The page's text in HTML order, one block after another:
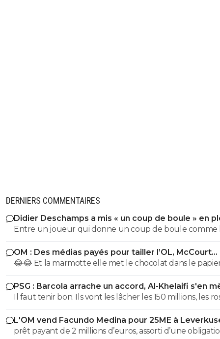
DERNIERS COMMENTAIRES
Didier Deschamps a mis « un coup de boule » en
Mondial
Entre un joueur qui donne un coup de boule comme
sélectionneur en poste, et la critique sur l' arrbitrage il
une sacré différence, l'arbitre n'a pas reçu de coup par
contre l' Italien lui oui Quel exemple pour les jeunes
poussent que de mettre un sélectionneur comme
vient d'être nommé !
OM : Des médias payés pour tailler l’OL, McCourt
accusé
😂😂 Et la marmotte elle met le chocolat dans le
pauvre foutre0. Les cons, ça ose tout, c'est même à ça
les reconnaît.
PSG : Barcola arrache un accord, Al-Khelaifi s'en
Il faut tenir bon. Ils vont les lâcher les 150 millions, les
!!
L'OM vend Facundo Medina pour 25ME à
prêt payant de 2 millions d’euros, assorti d’une